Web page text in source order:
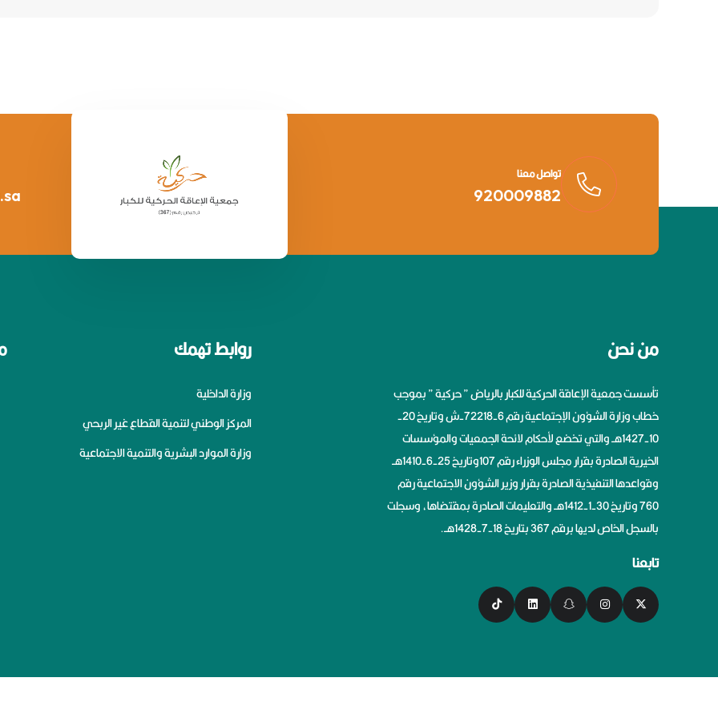
تواصل معنا
920009882
من نحن
تأسست جمعية الإعاقة الحركية للكبار بالرياض ” حركية ” بموجب
خطاب وزارة الشؤون الإجتماعية رقم 6-72218-ش وتاريخ 20-
10-1427هــ والتي تخضع لأحكام لائحة الجمعيات والمؤسسات
الخيرية الصادرة بقرار مجلس الوزراء رقم 107وتاريخ 25-6-1410هــ
وقواعدها التنفيذية الصادرة بقرار وزير الشؤون الاجتماعية رقم
760 وتاريخ 30-1-1412هــ والتعليمات الصادرة بمقتضاها، وسجلت
بالسجل الخاص لديها برقم 367 بتاريخ 18-7-1428هــ.
تابعنا
روابط تهمك
وزارة الداخلية
المركز الوطني لتنمية القطاع غير الربحي
وزارة الموارد البشرية والتنمية الاجتماعية